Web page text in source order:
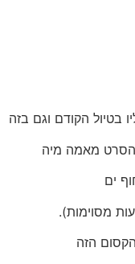
בטיול הקודם וגם בזה
מאמה מיה
ים
מסוימות).
הזה